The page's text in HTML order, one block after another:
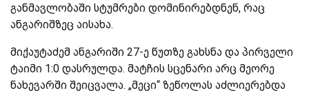
განმავლობაში სტუმრები დომინირებდნენ, რაც
ანგარიშზეც აისახა.
მიქაუტაძემ ანგარიში 27-ე წუთზე გახსნა და პირველი
ტაიმი 1:0 დასრულდა. მატჩის სცენარი არც მეორე
ნახევარში შეიცვალა. „მეცი“ ზეწოლას აძლიერებდა